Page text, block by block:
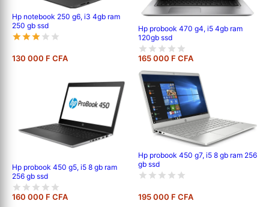
Hp notebook 250 g6, i3 4gb ram
250 gb ssd
130 000 F CFA
Hp probook 470 g4, i5 4gb ram
120gb ssd
165 000 F CFA
Hp probook 450 g5, i5 8 gb ram
256 gb ssd
160 000 F CFA
Hp probook 450 g7, i5 8 gb ram 256
gb ssd
195 000 F CFA